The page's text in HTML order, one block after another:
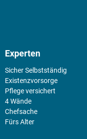
Experten
Sicher Selbstständig
Existenz­vorsorge
Pflege versichert
4 Wände
Chefsache
Fürs Alter